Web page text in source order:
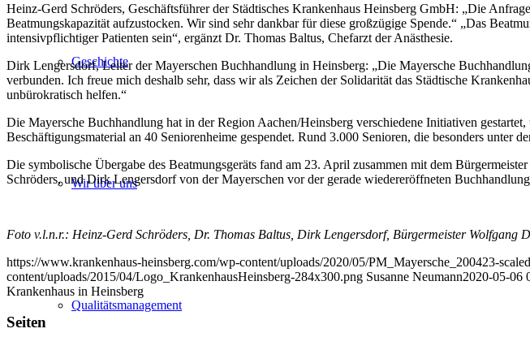
Geschichte
Wir über uns
Qualitätsmanagement
Heinz-Gerd Schröders, Geschäftsführer der Städtisches Krankenhaus Heinsberg GmbH: „Die
Beatmungskapazität aufzustocken. Wir sind sehr dankbar für diese großzügige Spende.“ „Das
intensivpflichtiger Patienten sein“, ergänzt Dr. Thomas Baltus, Chefarzt der Anästhesie.
Dirk Lengersdorf, Leiter der Mayerschen Buchhandlung in Heinsberg: „Die Mayersche
verbunden. Ich freue mich deshalb sehr, dass wir als Zeichen der Solidarität das Städtische
unbürokratisch helfen.“
Die Mayersche Buchhandlung hat in der Region Aachen/Heinsberg verschiedene Initiativen
Beschäftigungsmaterial an 40 Seniorenheime gespendet. Rund 3.000 Senioren, die besonders unter
Die symbolische Übergabe des Beatmungsgeräts fand am 23. April zusammen mit dem
Schröders, und Dirk Lengersdorf von der Mayerschen vor der gerade wiedereröffneten
Foto v.l.n.r.: Heinz-Gerd Schröders, Dr. Thomas Baltus, Dirk Lengersdorf, Bürgermeister Wolfgang
https://www.krankenhaus-heinsberg.com/wp-content/uploads/2020/05/PM_Mayersche_200423-
content/uploads/2015/04/Logo_KrankenhausHeinsberg-284x300.png Susanne Neumann2020-05-06
Krankenhaus in Heinsberg
Seiten